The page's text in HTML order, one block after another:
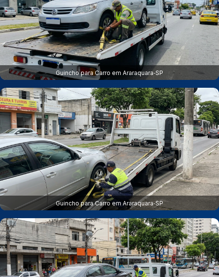
Guincho para Carro em Araraquara‑SP
Guincho para Carro em Araraquara‑SP